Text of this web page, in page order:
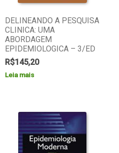
DELINEANDO A PESQUISA
CLINICA: UMA
ABORDAGEM
EPIDEMIOLOGICA – 3/ED
R$145,20
Leia mais